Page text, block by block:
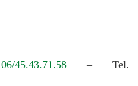
45.43.71.58– Tel.